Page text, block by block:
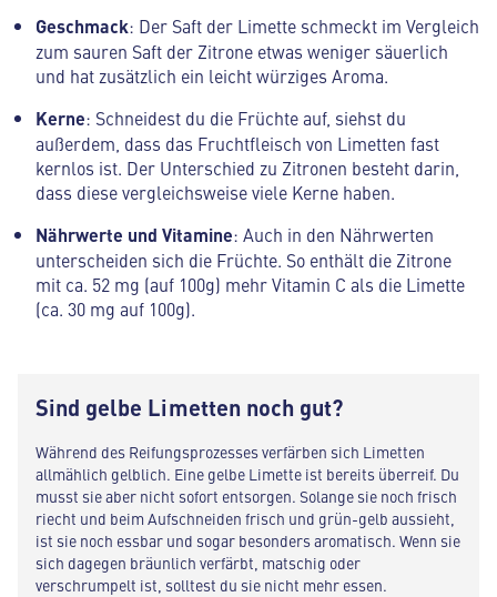
Geschmack: Der Saft der Limette schmeckt im Vergleich
zum sauren Saft der Zitrone etwas weniger säuerlich
und hat zusätzlich ein leicht würziges Aroma.
Kerne: Schneidest du die Früchte auf, siehst du
außerdem, dass das Fruchtfleisch von Limetten fast
kernlos ist. Der Unterschied zu Zitronen besteht darin,
dass diese vergleichsweise viele Kerne haben.
Nährwerte und Vitamine: Auch in den Nährwerten
unterscheiden sich die Früchte. So enthält die Zitrone
mit ca. 52 mg (auf 100g) mehr Vitamin C als die Limette
(ca. 30 mg auf 100g).
Sind gelbe Limetten noch gut?
Während des Reifungsprozesses verfärben sich Limetten
allmählich gelblich. Eine gelbe Limette ist bereits überreif. Du
musst sie aber nicht sofort entsorgen. Solange sie noch frisch
riecht und beim Aufschneiden frisch und grün-gelb aussieht,
ist sie noch essbar und sogar besonders aromatisch. Wenn sie
sich dagegen bräunlich verfärbt, matschig oder
verschrumpelt ist, solltest du sie nicht mehr essen.